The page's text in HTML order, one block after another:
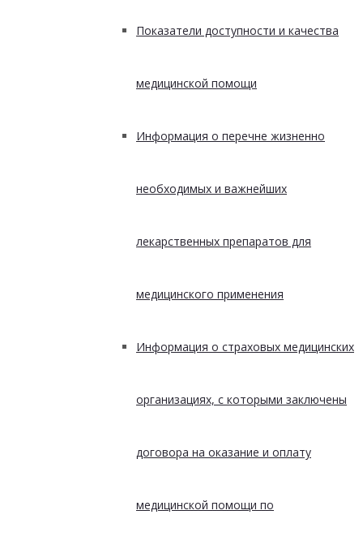
Показатели доступности и качества
медицинской помощи
Информация о перечне жизненно
необходимых и важнейших
лекарственных препаратов для
медицинского применения
Информация о страховых медицинских
организациях, с которыми заключены
договора на оказание и оплату
медицинской помощи по